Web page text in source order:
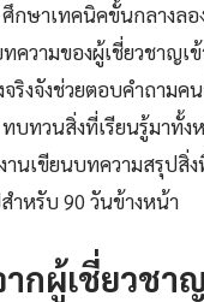
ศึกษาเทคนิคขั้นกลางลอ
ความของผู้เชี่ยวชาญเ
ริงจังช่วยตอบคำถามค
ทบทวนสิ่งที่เรียนรู้มาทั้ง
นเขียนบทความสรุปสิ่ง
ำหรับ 90 วันข้างหน้า
กผู้เชี่ยวชาญ